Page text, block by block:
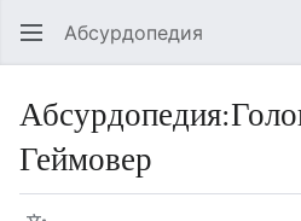
Абсурдопедия
Абсурдопедия:
Геймовер